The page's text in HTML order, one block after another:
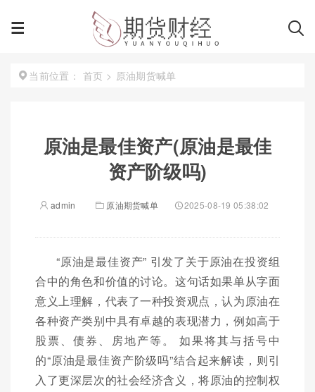
当前位置： 首页 > 原油期货喊单
原油是最佳资产(原油是最佳
资产阶级吗)
admin 原油期货喊单 2025-08-19 05:38:02
“原油是最佳资产” 引发了关于原油在投资组
合中的角色和价值的讨论。这句话如果单从字面
意义上理解，代表了一种投资观点，认为原油在
各种资产类别中具有卓越的表现潜力，例如高于
股票、债券、房地产等。 如果将其与括号中
的“原油是最佳资产阶级吗”结合起来解读，则引
入了更深层次的社会经济含义，将原油的控制权